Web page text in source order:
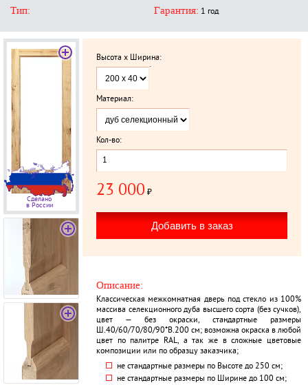
Тип: Гарантия: 1 год
Сделано
в России
Высота x Ширина:
Материал:
Кол-во:
`
23 000 ₽
Описание:
Классическая межкомнатная дверь под стекло из 100%
массива селекционного дуба высшего сорта (без сучков),
цвет — без окраски, стандартные размеры
Ш.40/60/70/80/90*В.200 см; возможна окраска в любой
цвет по палитре RAL, а так же в сложные цветовые
композиции или по образцу заказчика;
не стандартные размеры по Высоте до 250 см;
не стандартные размеры по Ширине до 100 см;